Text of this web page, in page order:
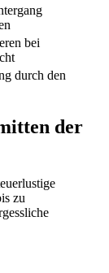
bei
durch den
der
zu